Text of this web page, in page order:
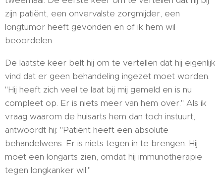
zijn patiënt, een onvervalste zorgmijder, een
longtumor heeft gevonden en of ik hem wil
beoordelen.
De laatste keer belt hij om te vertellen dat hij eigenlijk
vind dat er geen behandeling ingezet moet worden.
"Hij heeft zich veel te laat bij mij gemeld en is nu
compleet op. Er is niets meer van hem over." Als ik
vraag waarom de huisarts hem dan toch instuurt,
antwoordt hij: "Patiënt heeft een absolute
behandelwens. Er is niets tegen in te brengen. Hij
moet een longarts zien, omdat hij immunotherapie
tegen longkanker wil."